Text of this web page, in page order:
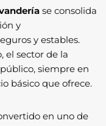
se consolida
y
y estables.
el sector de la
siempre en
básico que ofrece.
en uno de